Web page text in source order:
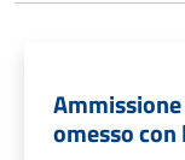
omesso